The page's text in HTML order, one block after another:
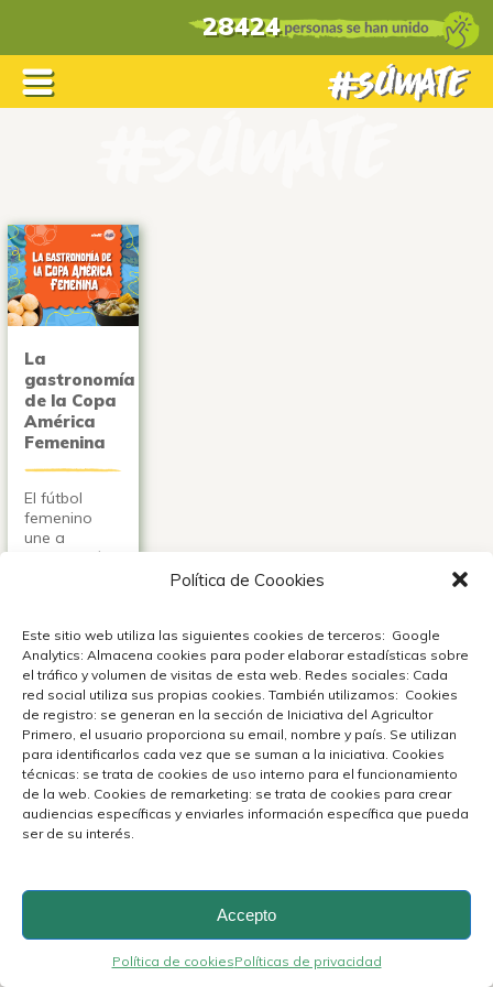
Política de Coookies
Este sitio web utiliza las siguientes cookies de terceros: Google
Analytics: Almacena cookies para poder elaborar estadísticas sobre
el tráfico y volumen de visitas de esta web. Redes sociales: Cada
red social utiliza sus propias cookies. También utilizamos: Cookies
de registro: se generan en la sección de Iniciativa del Agricultor
Primero, el usuario proporciona su email, nombre y país. Se utilizan
para identificarlos cada vez que se suman a la iniciativa. Cookies
técnicas: se trata de cookies de uso interno para el funcionamiento
de la web. Cookies de remarketing: se trata de cookies para crear
audiencias específicas y enviarles información específica que pueda
ser de su interés.
Accepto
Política de cookiesPolíticas de privacidad
28424
La
gastronomía
de la Copa
América
Femenina
El fútbol
femenino
une a
Latinoamérica,
sabores que
cuentan su
historia.
Ver +